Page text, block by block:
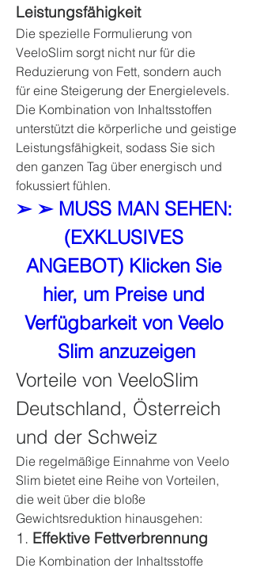
Leistungsfähigkeit
Die spezielle Formulierung von
VeeloSlim sorgt nicht nur für die
Reduzierung von Fett, sondern auch
für eine Steigerung der Energielevels.
Die Kombination von Inhaltsstoffen
unterstützt die körperliche und geistige
Leistungsfähigkeit, sodass Sie sich
den ganzen Tag über energisch und
fokussiert fühlen.
➢ ➢ MUSS MAN SEHEN:
(EXKLUSIVES
ANGEBOT) Klicken Sie
hier, um Preise und
Verfügbarkeit von Veelo
Slim anzuzeigen
Vorteile von VeeloSlim
Deutschland, Österreich
und der Schweiz
Die regelmäßige Einnahme von Veelo
Slim bietet eine Reihe von Vorteilen,
die weit über die bloße
Gewichtsreduktion hinausgehen:
1. Effektive Fettverbrennung
Die Kombination der Inhaltsstoffe